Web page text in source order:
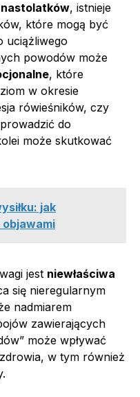
nastolatków, istnieje
które mogą być
uciążliwego
powodów może
, które
w okresie
rówieśników, czy
do
może skutkować
jak
objawami
jest niewłaściwa
się nieregularnym
nadmiarem
zawierających
może wpływać
w tym również